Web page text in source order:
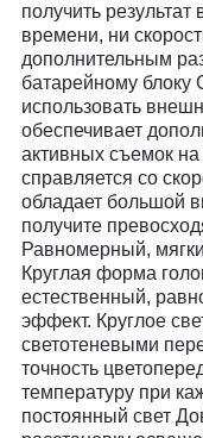
получить
времени, ни
дополнительным
батарейному блоку
использовать
обеспечивает
активных съемок
справляется со
обладает большой
получите
Равномерный,
Круглая форма
естественный,
эффект. Круглое
светотеневыми
точность
температуру при
постоянный свет